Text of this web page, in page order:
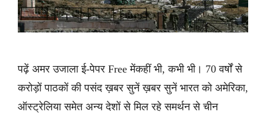
पढ़ें अमर उजाला ई-पेपर Free मेंकहीं भी, कभी भी। 70 वर्षों से
करोड़ों पाठकों की पसंद ख़बर सुनें ख़बर सुनें भारत को अमेरिका,
ऑस्ट्रेलिया समेत अन्य देशों से मिल रहे समर्थन से चीन